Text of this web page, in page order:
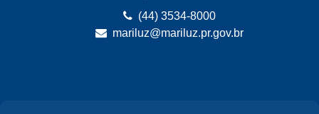
(44) 3534-8000
mariluz@mariluz.pr.gov.br